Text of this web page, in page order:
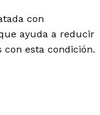
con
ayuda a reducir
con esta condición.